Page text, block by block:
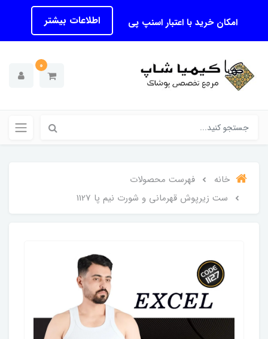
امکان خرید با اعتبار اسنپ پی اطلاعات بیشتر
0
خانه
فهرست محصولات
ست زیرپوش قهرمانی و شورت نیم پا 1127